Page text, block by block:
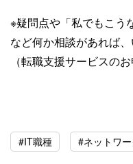
※疑問点や「私でもこう
など何か相談があれば
（転職支援サービスの
#IT職種 #ネットワ